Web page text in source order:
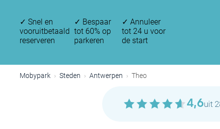
✓ Snel en
vooruitbetaald
reserveren
✓ Bespaar
tot 60% op
parkeren
✓ Annuleer
tot 24 u voor
de start
Mobypark Steden Antwerpen Theo
4,6uit